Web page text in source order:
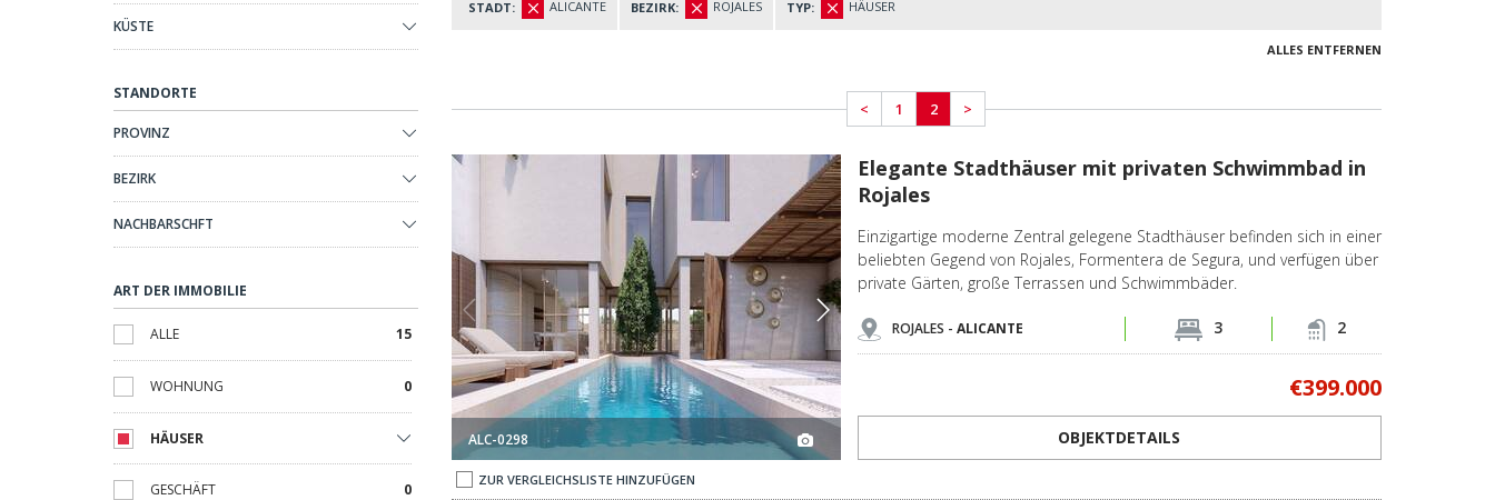
KÜSTE
STANDORTE
PROVINZ
BEZIRK
NACHBARSCHFT
ART DER IMMOBILIE
ALLE 15
WOHNUNG 0
HÄUSER
GESCHÄFT 0
STADT: ALICANTE BEZIRK: ROJALES TYP: HÄUSER
ALLES ENTFERNEN
< 1 2 >
Elegante Stadthäuser Mit Privaten Schwimmbad In Rojales 2 Elegante Stadthäuser Mit Privaten Schwimmbad In Rojales 3
ALC-0298
Elegante Stadthäuser mit privaten Schwimmbad in
Rojales
Einzigartige moderne Zentral gelegene Stadthäuser befinden sich in einer
beliebten Gegend von Rojales, Formentera de Segura, und verfügen über
private Gärten, große Terrassen und Schwimmbäder.
ROJALES - ALICANTE 3 2
€399.000
OBJEKTDETAILS
ZUR VERGLEICHSLISTE HINZUFÜGEN